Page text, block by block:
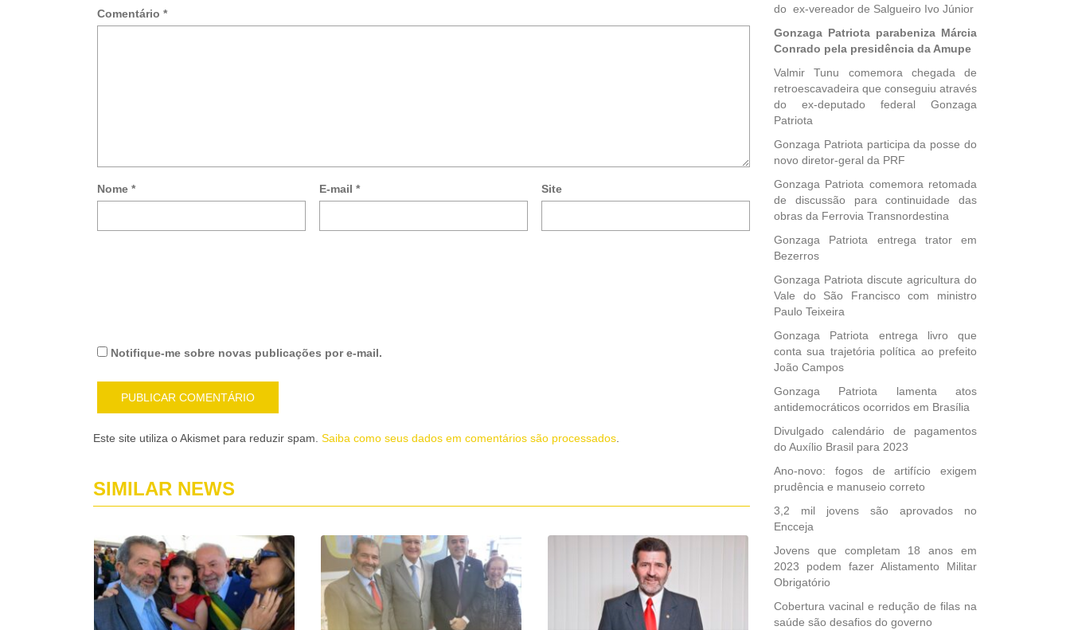
Comentário *
Nome * E-mail *
Site
Notifique-
sobre
novos
mail.
Notifique-me sobre novas publicações por e-mail.
Este site utiliza o Akismet para reduzir spam. Saiba como seus dados em comentários são processados
SIMILAR NEWS
do ex-vereador de Salgueiro Ivo Júnior
Gonzaga Patriota parabeniza Márcia
Conrado pela presidência da Amupe
Valmir Tunu comemora chegada de
retroescavadeira que conseguiu através
do ex-deputado federal Gonzaga
Patriota
Gonzaga Patriota participa da posse do
novo diretor-geral da PRF
Gonzaga Patriota comemora retomada
de discussão para continuidade das
obras da Ferrovia Transnordestina
Gonzaga Patriota entrega trator em
Bezerros
Gonzaga Patriota discute agricultura do
Vale do São Francisco com ministro
Paulo Teixeira
Gonzaga Patriota entrega livro que
conta sua trajetória política ao prefeito
João Campos
Gonzaga Patriota lamenta atos
antidemocráticos ocorridos em Brasília
Divulgado calendário de pagamentos
do Auxílio Brasil para 2023
Ano-novo: fogos de artifício exigem
prudência e manuseio correto
3,2 mil jovens são aprovados no
Encceja
Jovens que completam 18 anos em
2023 podem fazer Alistamento Militar
Obrigatório
Cobertura vacinal e redução de filas na
saúde são desafios do governo